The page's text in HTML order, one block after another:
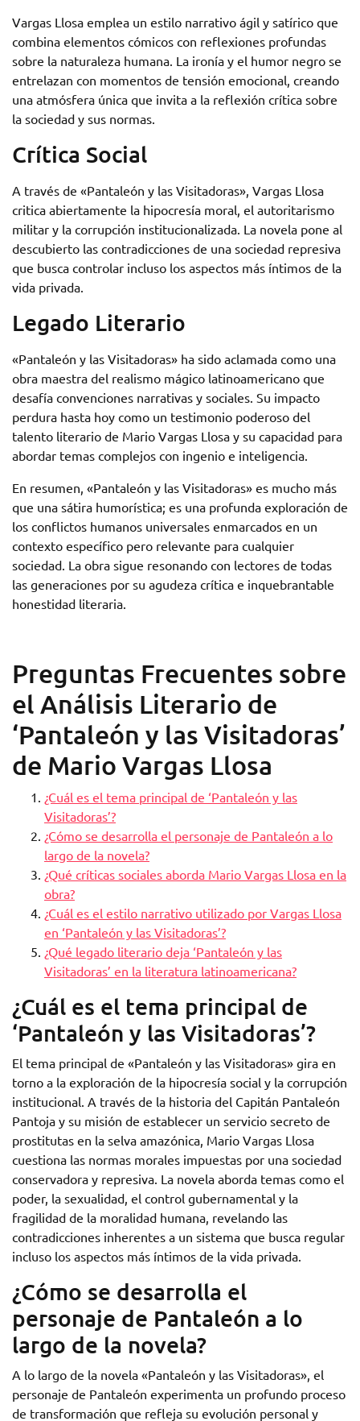
Vargas Llosa emplea un estilo narrativo ágil y satírico que
combina elementos cómicos con reflexiones profundas
sobre la naturaleza humana. La ironía y el humor negro se
entrelazan con momentos de tensión emocional, creando
una atmósfera única que invita a la reflexión crítica sobre
la sociedad y sus normas.
Crítica Social
A través de «Pantaleón y las Visitadoras», Vargas Llosa
critica abiertamente la hipocresía moral, el autoritarismo
militar y la corrupción institucionalizada. La novela pone al
descubierto las contradicciones de una sociedad represiva
que busca controlar incluso los aspectos más íntimos de la
vida privada.
Legado Literario
«Pantaleón y las Visitadoras» ha sido aclamada como una
obra maestra del realismo mágico latinoamericano que
desafía convenciones narrativas y sociales. Su impacto
perdura hasta hoy como un testimonio poderoso del
talento literario de Mario Vargas Llosa y su capacidad para
abordar temas complejos con ingenio e inteligencia.
En resumen, «Pantaleón y las Visitadoras» es mucho más
que una sátira humorística; es una profunda exploración de
los conflictos humanos universales enmarcados en un
contexto específico pero relevante para cualquier
sociedad. La obra sigue resonando con lectores de todas
las generaciones por su agudeza crítica e inquebrantable
honestidad literaria.
Preguntas Frecuentes sobre
el Análisis Literario de
‘Pantaleón y las Visitadoras’
de Mario Vargas Llosa
¿Cuál es el tema principal de ‘Pantaleón y las
Visitadoras’?
¿Cómo se desarrolla el personaje de Pantaleón a lo
largo de la novela?
¿Qué críticas sociales aborda Mario Vargas Llosa en la
obra?
¿Cuál es el estilo narrativo utilizado por Vargas Llosa
en ‘Pantaleón y las Visitadoras’?
¿Qué legado literario deja ‘Pantaleón y las
Visitadoras’ en la literatura latinoamericana?
¿Cuál es el tema principal de
‘Pantaleón y las Visitadoras’?
El tema principal de «Pantaleón y las Visitadoras» gira en
torno a la exploración de la hipocresía social y la corrupción
institucional. A través de la historia del Capitán Pantaleón
Pantoja y su misión de establecer un servicio secreto de
prostitutas en la selva amazónica, Mario Vargas Llosa
cuestiona las normas morales impuestas por una sociedad
conservadora y represiva. La novela aborda temas como el
poder, la sexualidad, el control gubernamental y la
fragilidad de la moralidad humana, revelando las
contradicciones inherentes a un sistema que busca regular
incluso los aspectos más íntimos de la vida privada.
¿Cómo se desarrolla el
personaje de Pantaleón a lo
largo de la novela?
A lo largo de la novela «Pantaleón y las Visitadoras», el
personaje de Pantaleón experimenta un profundo proceso
de transformación que refleja su evolución personal y